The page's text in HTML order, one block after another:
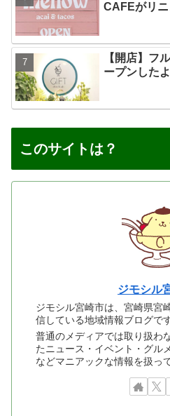
CAFEがリ
【開店】フ
ープンしたよ
このサイトは？
ジモシル
ジモシル宮崎市は、宮崎県宮
信している地域情報ブログです
普通のメディアでは取り扱わ
たニュース・イベント・グル
などマニアックな情報を扱っ